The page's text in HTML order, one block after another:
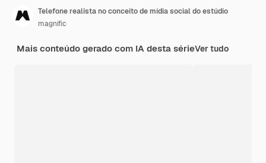
Telefone realista no conceito de mídia social do estúdio
magnific
Mais conteúdo gerado com IA desta sérieVer tudo